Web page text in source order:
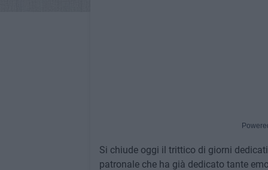
Si chiude oggi il trittico di giorni
patronale che ha già dedicato tante